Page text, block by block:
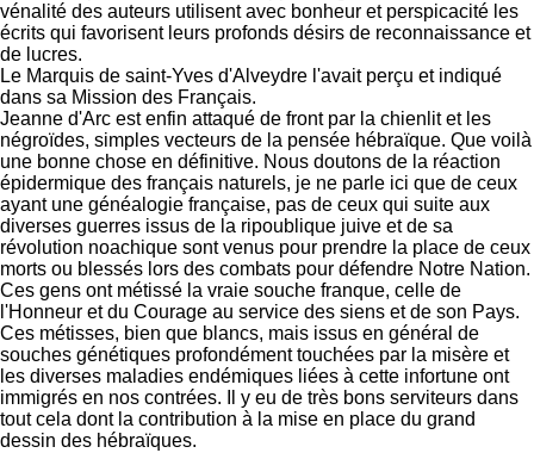
vénalité des auteurs utilisent avec bonheur et perspicacité les
écrits qui favorisent leurs profonds désirs de reconnaissance et
de lucres.
Le Marquis de saint-Yves d'Alveydre l'avait perçu et indiqué
dans sa Mission des Français.
Jeanne d'Arc est enfin attaqué de front par la chienlit et les
négroïdes, simples vecteurs de la pensée hébraïque. Que voilà
une bonne chose en définitive. Nous doutons de la réaction
épidermique des français naturels, je ne parle ici que de ceux
ayant une généalogie française, pas de ceux qui suite aux
diverses guerres issus de la ripoublique juive et de sa
révolution noachique sont venus pour prendre la place de ceux
morts ou blessés lors des combats pour défendre Notre Nation.
Ces gens ont métissé la vraie souche franque, celle de
l'Honneur et du Courage au service des siens et de son Pays.
Ces métisses, bien que blancs, mais issus en général de
souches génétiques profondément touchées par la misère et
les diverses maladies endémiques liées à cette infortune ont
immigrés en nos contrées. Il y eu de très bons serviteurs dans
tout cela dont la contribution à la mise en place du grand
dessin des hébraïques.